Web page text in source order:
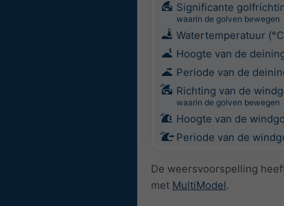
Significante
waarin de golven bewegen
Watertemperatuur
Hoogte van de
Periode van de
Richting van de
waarin de golven bewegen
Hoogte van de
Periode van de
De weersvoorspelling
met MultiModel.